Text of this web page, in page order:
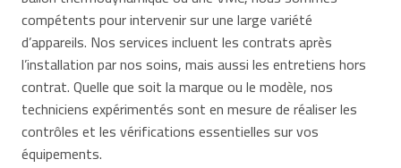
compétents pour intervenir sur une large variété
d’appareils. Nos services incluent les contrats après
l’installation par nos soins, mais aussi les entretiens hors
contrat. Quelle que soit la marque ou le modèle, nos
techniciens expérimentés sont en mesure de réaliser les
contrôles et les vérifications essentielles sur vos
équipements.